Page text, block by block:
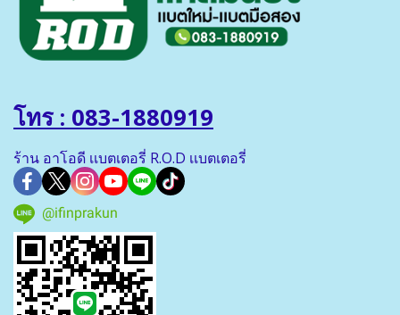
โทร : 083-1880919
ร้าน อาโอดี เเบตเตอรี่ R.O.D เเบตเตอรี่
@ifinprakun